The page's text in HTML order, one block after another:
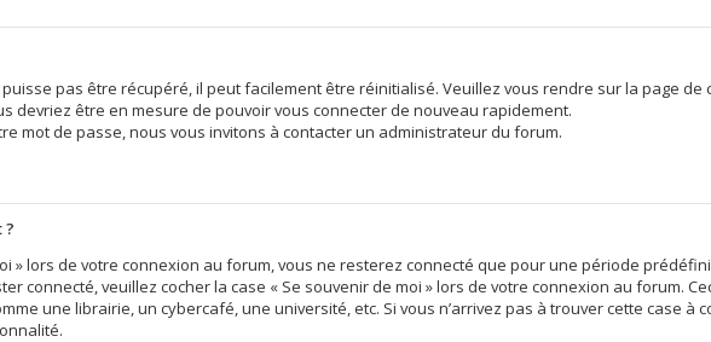
pas être récupéré, il peut facilement être réinitialisé. Veuillez vous rendre sur la page de
devriez être en mesure de pouvoir vous connecter de nouveau rapidement.
mot de passe, nous vous invitons à contacter un administrateur du forum.
?
» lors de votre connexion au forum, vous ne resterez connecté que pour une période
connecté, veuillez cocher la case « Se souvenir de moi » lors de votre connexion au forum.
une librairie, un cybercafé, une université, etc. Si vous n’arrivez pas à trouver cette case à